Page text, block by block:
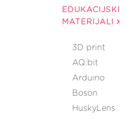
EDUKACIJSKI
MATERIJALI
3D print
AQ:bit
Arduino
Boson
HuskyLens